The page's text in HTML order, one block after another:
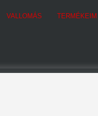
VALLOMÁS TERMÉKEIM